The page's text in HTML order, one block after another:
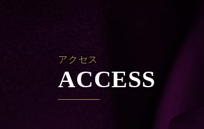
アクセス
ACCESS